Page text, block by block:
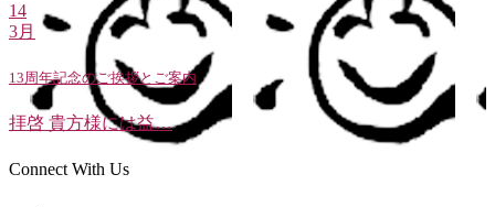
14
3月
13周年記念のご挨拶とご案内
拝啓 貴方様には益…
Connect With Us